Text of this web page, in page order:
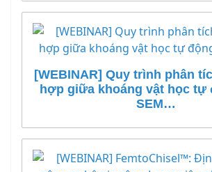
[WEBINAR] Quy trình phân
hợp giữa khoáng vật học tự
SEM…